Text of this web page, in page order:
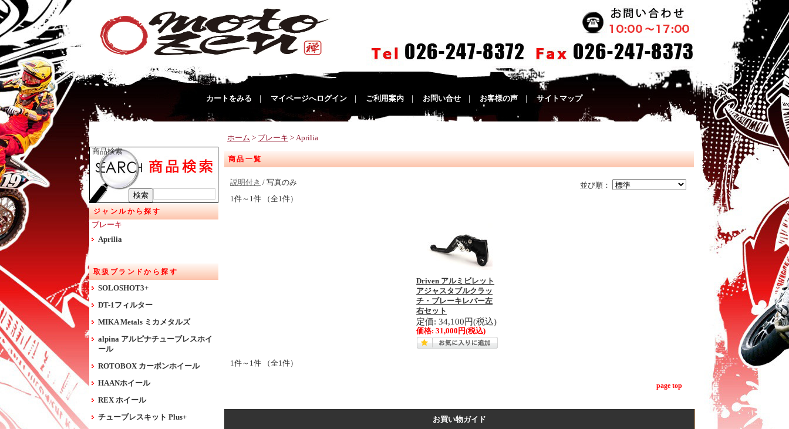
カートをみる マイページへログイン ご利用案内 お問い合せ お客様の声 サイトマップ
商品検索
ジャンルから探す
ブレーキ
Aprilia
取扱ブランドから探す
SOLOSHOT3+
DT-1フィルター
MIKA Metals ミカメタルズ
alpina アルピナチューブレスホイ
ール
ROTOBOX カーボンホイール
HAANホイール
REX ホイール
チューブレスキット Plus+
ホーム > ブレーキ > Aprilia
商品一覧
並び順：
説明付き / 写真のみ
1件～1件 （全1件）
Driven アルミビレット
アジャスタブルクラッ
チ・ブレーキレバー左
右セット
定価: 34,100円(税込)
価格:31,000円(税込)
1件～1件 （全1件）
page top
お買い物ガイド